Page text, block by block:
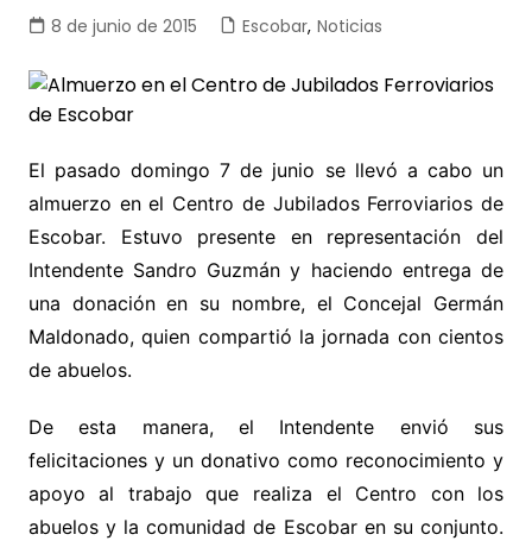
8 de junio de 2015 Escobar, Noticias
El pasado domingo 7 de junio se llevó a cabo un
almuerzo en el Centro de Jubilados Ferroviarios de
Escobar. Estuvo presente en representación del
Intendente Sandro Guzmán y haciendo entrega de
una donación en su nombre, el Concejal Germán
Maldonado, quien compartió la jornada con cientos
de abuelos.
De esta manera, el Intendente envió sus
felicitaciones y un donativo como reconocimiento y
apoyo al trabajo que realiza el Centro con los
abuelos y la comunidad de Escobar en su conjunto.